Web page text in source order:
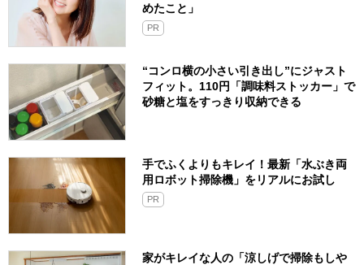
めたこと」
PR
“コンロ横の小さい引き出し”にジャスト
フィット。110円「調味料ストッカー」で
砂糖と塩をすっきり収納できる
手でふくよりもキレイ！最新「水ぶき両
用ロボット掃除機」をリアルにお試し
PR
家がキレイな人の「涼しげで掃除もしや